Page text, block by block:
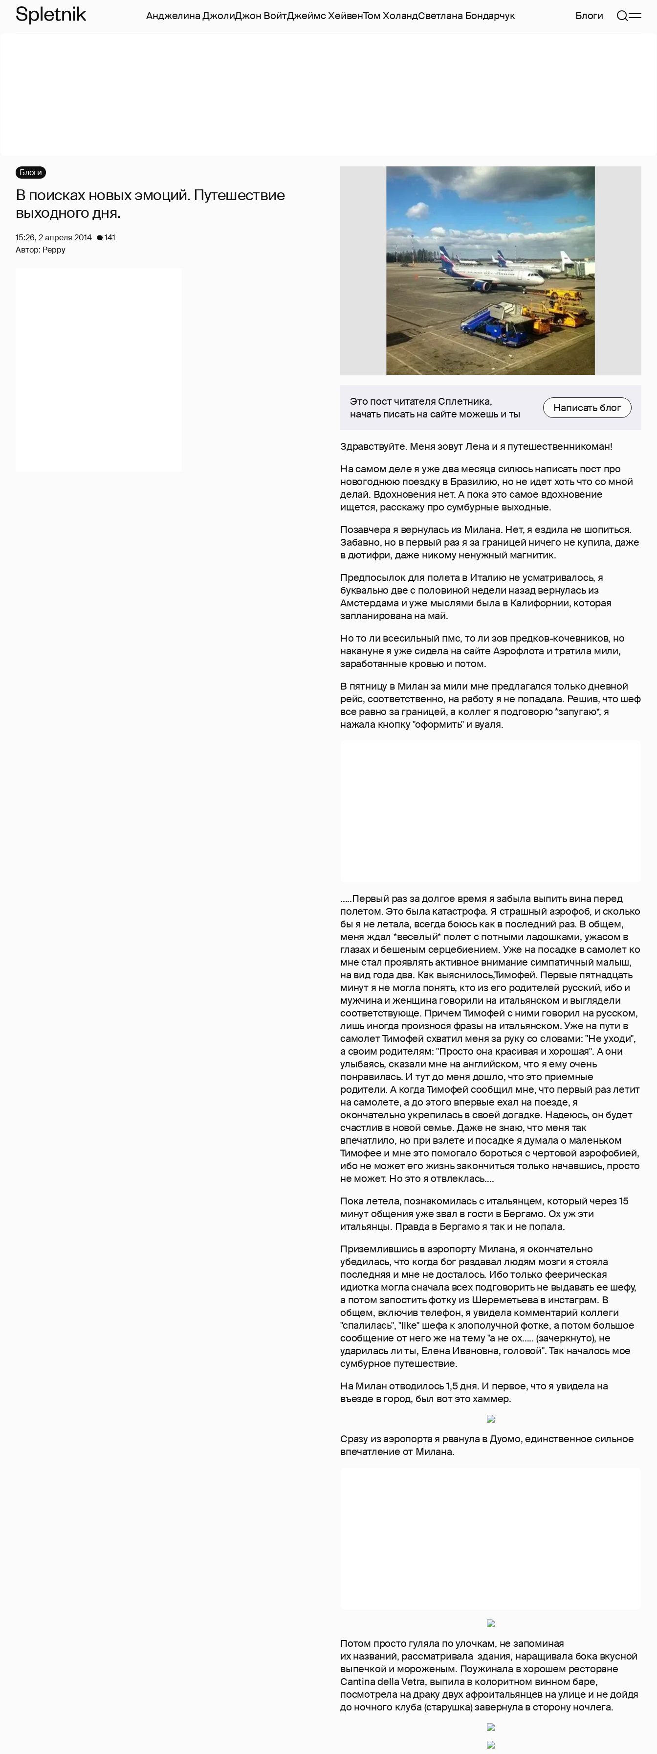
Анджелина ДжолиДжон ВойтДжеймс ХейвенТом ХоландСветлана Бондарчук Блоги
Это пост читателя Сплетника,
начать писать на сайте можешь и ты
Написать блог
Здравствуйте. Меня зовут Лена и я путешественникоман!
На самом деле я уже два месяца силюсь написать пост про
новогоднюю поездку в Бразилию, но не идет хоть что со мной
делай. Вдохновения нет. А пока это самое вдохновение
ищется, расскажу про сумбурные выходные.
Позавчера я вернулась из Милана. Нет, я ездила не шопиться.
Забавно, но в первый раз я за границей ничего не купила, даже
в дютифри, даже никому ненужный магнитик.
Предпосылок для полета в Италию не усматривалось, я
буквально две с половиной недели назад вернулась из
Амстердама и уже мыслями была в Калифорнии, которая
запланирована на май.
Но то ли всесильный пмс, то ли зов предков-кочевников, но
накануне я уже сидела на сайте Аэрофлота и тратила мили,
заработанные кровью и потом.
В пятницу в Милан за мили мне предлагался только дневной
рейс, соответственно, на работу я не попадала. Решив, что шеф
все равно за границей, а коллег я подговорю *запугаю*, я
нажала кнопку "оформить" и вуаля.
.....Первый раз за долгое время я забыла выпить вина перед
полетом. Это была катастрофа. Я страшный аэрофоб, и сколько
бы я не летала, всегда боюсь как в последний раз. В общем,
меня ждал *веселый* полет с потными ладошками, ужасом в
глазах и бешеным серцебиением. Уже на посадке в самолет ко
мне стал проявлять активное внимание симпатичный малыш,
на вид года два. Как выяснилось,Тимофей. Первые пятнадцать
минут я не могла понять, кто из его родителей русский, ибо и
мужчина и женщина говорили на итальянском и выглядели
соответствующе. Причем Тимофей с ними говорил на русском,
лишь иногда произнося фразы на итальянском. Уже на пути в
самолет Тимофей схватил меня за руку со словами: "Не уходи",
а своим родителям: "Просто она красивая и хорошая". А они
улыбаясь, сказали мне на английском, что я ему очень
понравилась. И тут до меня дошло, что это приемные
родители. А когда Тимофей сообщил мне, что первый раз летит
на самолете, а до этого впервые ехал на поезде, я
окончательно укрепилась в своей догадке. Надеюсь, он будет
счастлив в новой семье. Даже не знаю, что меня так
впечатлило, но при взлете и посадке я думала о маленьком
Тимофее и мне это помогало бороться с чертовой аэрофобией,
ибо не может его жизнь закончиться только начавшись, просто
не может. Но это я отвлеклась….
Пока летела, познакомилась с итальянцем, который через 15
минут общения уже звал в гости в Бергамо. Ох уж эти
итальянцы. Правда в Бергамо я так и не попала.
Приземлившись в аэропорту Милана, я окончательно
убедилась, что когда бог раздавал людям мозги я стояла
последняя и мне не досталось. Ибо только феерическая
идиотка могла сначала всех подговорить не выдавать ее шефу,
а потом запостить фотку из Шереметьева в инстаграм. В
общем, включив телефон, я увидела комментарий коллеги
"спалилась", "like" шефа к злополучной фотке, а потом большое
сообщение от него же на тему "а не ох….. (зачеркнуто), не
ударилась ли ты, Елена Ивановна, головой". Так началось мое
сумбурное путешествие.
На Милан отводилось 1,5 дня. И первое, что я увидела на
въезде в город, был вот это хаммер.
Сразу из аэропорта я рванула в Дуомо, единственное сильное
впечатление от Милана.
Потом просто гуляла по улочкам, не запоминая
их названий, рассматривала здания, наращивала бока вкусной
выпечкой и мороженым. Поужинала в хорошем ресторане
Cantina della Vetra, выпила в колоритном винном баре,
посмотрела на драку двух афроитальянцев на улице и не дойдя
до ночного клуба (старушка) завернула в сторону ночлега.
Блоги
В поисках новых эмоций. Путешествие
выходного дня.
15:26, 2 апреля 2014
141
Автор: Peppy